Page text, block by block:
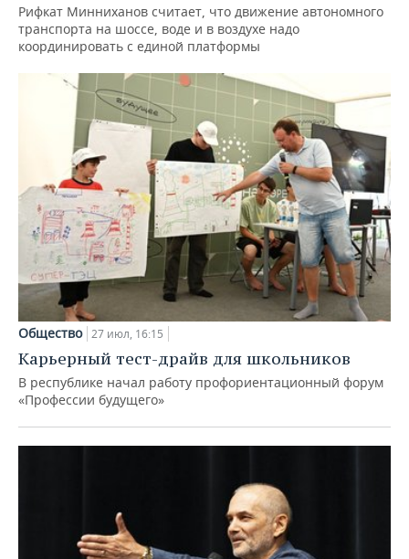
Рифкат Минниханов считает, что движение автономного
транспорта на шоссе, воде и в воздухе надо
координировать с единой платформы
Общество 27 июл, 16:15
Карьерный тест-драйв для школьников
В республике начал работу профориентационный форум
«Профессии будущего»